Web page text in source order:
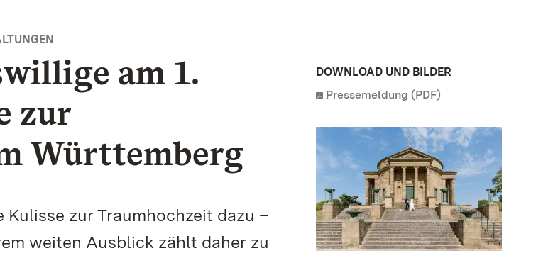
am 1.
zur
Württemberg
zur Traumhochzeit dazu –
weiten Ausblick zählt daher zu
DOWNLOAD UND BILDER
Pressemeldung (PDF)